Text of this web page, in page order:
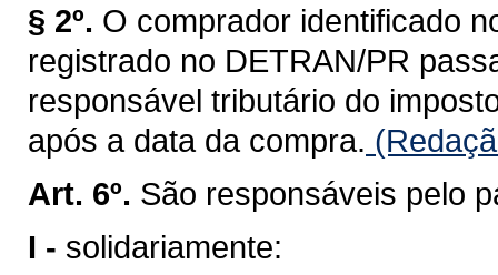
§ 2º. O comprador identificado
registrado no DETRAN/PR
responsável tributário do
após a data da compra.
Art. 6º. São responsáveis pelo
I - solidariamente: